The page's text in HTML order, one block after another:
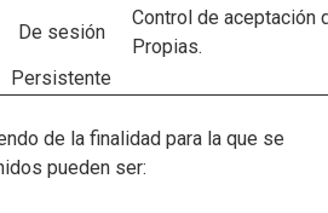
De sesión
Control de aceptación
Propias.
Persistente
de la finalidad para la que se
pueden ser: